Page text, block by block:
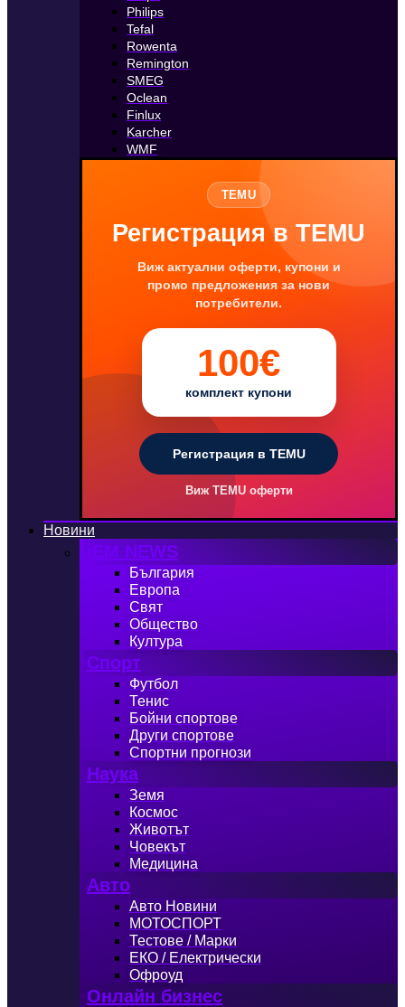
Philips
Tefal
Rowenta
Remington
SMEG
Oclean
Finlux
Karcher
WMF
TEMU
Регистрация в TEMU
Виж актуални оферти, купони и
промо предложения за нови
потребители.
100€
комплект купони
Регистрация в TEMU
Виж TEMU оферти
Новини
iEM NEWS
България
Европа
Свят
Общество
Култура
Спорт
Футбол
Тенис
Бойни спортове
Други спортове
Спортни прогнози
Наука
Земя
Космос
Животът
Човекът
Медицина
Авто
Авто Новини
МОТОСПОРТ
Тестове / Марки
ЕКО / Електрически
Офроуд
Онлайн бизнес